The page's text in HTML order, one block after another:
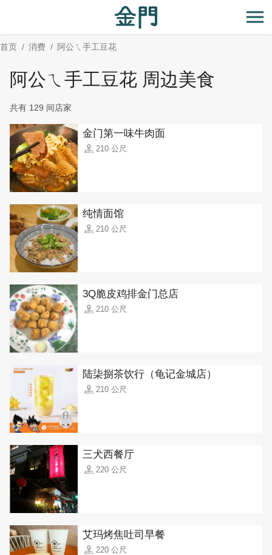
主
要
开
首页 消费 阿公ㄟ手工豆花
阿公ㄟ手工豆花 周边美食
共有 129 间店家
金门第一味牛肉面
210 公尺
纯情面馆
210 公尺
3Q脆皮鸡排金门总店
210 公尺
陆柒捌茶饮行（龟记金城店）
210 公尺
三犬西餐厅
220 公尺
艾玛烤焦吐司早餐
220 公尺